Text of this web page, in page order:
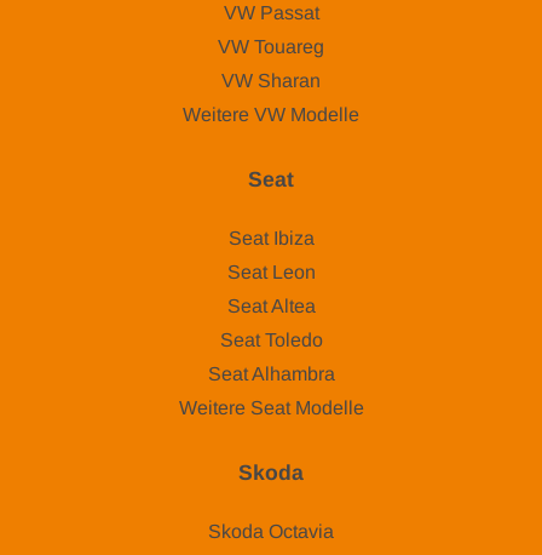
VW Passat
VW Touareg
VW Sharan
Weitere VW Modelle
Seat
Seat Ibiza
Seat Leon
Seat Altea
Seat Toledo
Seat Alhambra
Weitere Seat Modelle
Skoda
Skoda Octavia